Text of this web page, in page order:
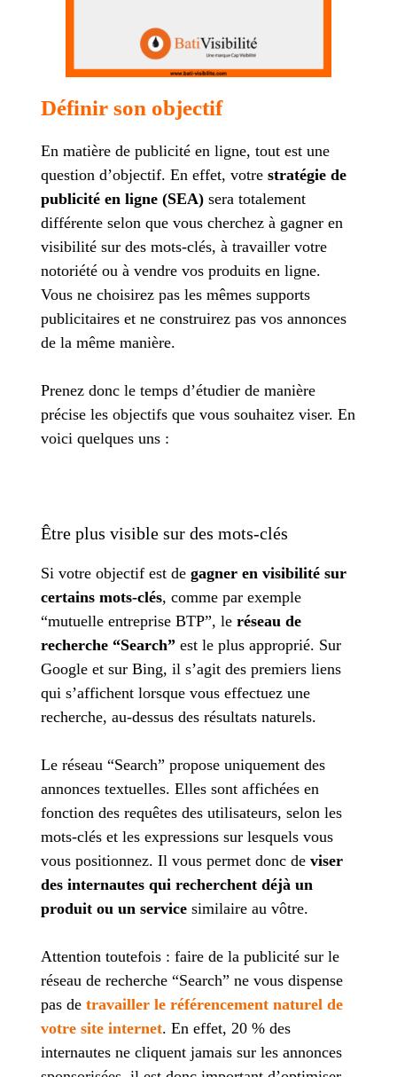
Définir son objectif
En matière de publicité en ligne, tout est une
question d’objectif. En effet, votre stratégie de
publicité en ligne (SEA)sera totalement
différente selon que vous cherchez à gagner en
visibilité sur des mots-clés, à travailler votre
notoriété ou à vendre vos produits en ligne.
Vous ne choisirez pas les mêmes supports
publicitaires et ne construirez pas vos annonces
de la même manière.
Prenez donc le temps d’étudier de manière
précise les objectifs que vous souhaitez viser. En
voici quelques uns :
Être plus visible sur des mots-clés
Si votre objectif est de gagner en visibilité sur
certains mots-clés, comme par exemple
“mutuelle entreprise BTP”, le réseau de
recherche “Search”est le plus approprié. Sur
Google et sur Bing, il s’agit des premiers liens
qui s’affichent lorsque vous effectuez une
recherche, au-dessus des résultats naturels.
Le réseau “Search” propose uniquement des
annonces textuelles. Elles sont affichées en
fonction des requêtes des utilisateurs, selon les
mots-clés et les expressions sur lesquels vous
vous positionnez. Il vous permet donc de viser
des internautes qui recherchent déjà un
produit ou un servicesimilaire au vôtre.
Attention toutefois : faire de la publicité sur le
réseau de recherche “Search” ne vous dispense
pas de travailler le référencement naturel de
votre site internet. En effet, 20 % des
internautes ne cliquent jamais sur les annonces